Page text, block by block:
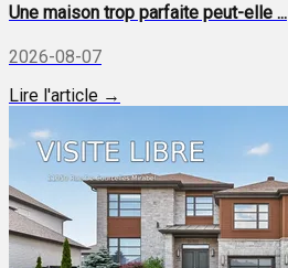
Une maison trop parfaite peut-elle ...
2026-08-07
Lire l'article →